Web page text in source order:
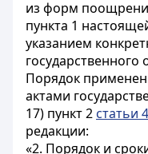
из форм
пункта 1
указанием
государственного
Порядок
актами
17) пункт 2 статьи
редакции:
«2. Порядок и